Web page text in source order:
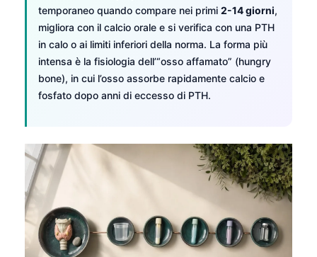
temporaneo quando compare nei primi 2-14 giorni,
migliora con il calcio orale e si verifica con una PTH
in calo o ai limiti inferiori della norma. La forma più
intensa è la fisiologia dell’“osso affamato” (hungry
bone), in cui l’osso assorbe rapidamente calcio e
fosfato dopo anni di eccesso di PTH.